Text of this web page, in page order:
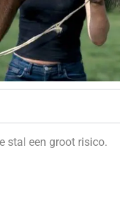
stal een groot risico.